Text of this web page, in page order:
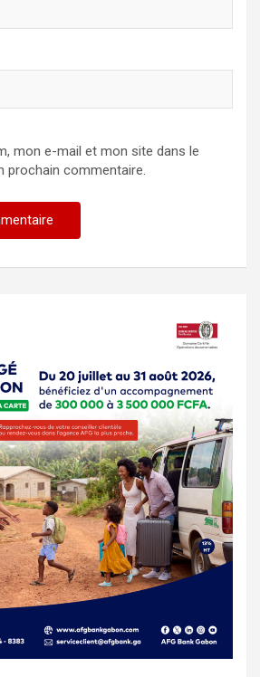
mon e-mail et mon site dans le
prochain commentaire.